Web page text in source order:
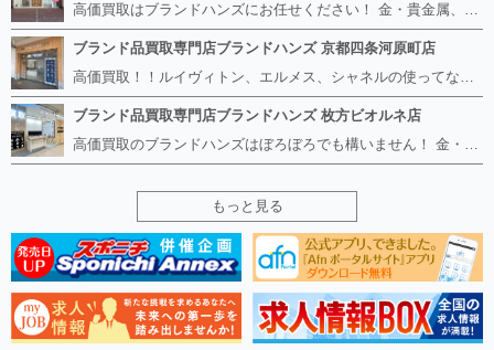
高価買取はブランドハンズにお任せください！ 金・貴金属、ルイヴィトン、エルメス、シャネル、ロレックスは特に力を入れておりますが、 他店で断られたボロボロになったバッグや財布、壊れたブランド品、時計、千切れた貴金属もお買取り可能です。 経験豊富な鑑定士が宝石やダイヤモンドの鑑定書がないものでもしっかり見させて頂きます。 その他ブランド食器、銀シルバー製品、美容機器、脱毛器、スマホなど幅広く取り扱っております！ 是非お気軽にお越しください。
ブランド品買取専門店ブランドハンズ 京都四条河原町店
高価買取！！ルイヴィトン、エルメス、シャネルの使ってないものなど ブランドハンズならボロボロでも構いません。 他店に断られたものも当店ならお買取り可能です！ ロレックスやフェンディ、グッチも大歓迎です！ ブランド品や貴金属、時計、宝石、ダイヤモンドは特に高価買取ですのでお査定だけでもお待ちしております。
ブランド品買取専門店ブランドハンズ 枚方ビオルネ店
高価買取のブランドハンズはぼろぼろでも構いません！ 金・貴金属、ルイヴィトンやエルメス、シャネルの使ってないものはございませんか？ 他店に断られたものも当店ならお買取り可能です！ ロレックスやフェンディ、グッチも大歓迎！ ブランド品や貴金属、時計、宝石、ダイヤモンドは特に高価買取ですがブランド食器、スマホ、美容機器、銀製品など幅広く取り扱っております。
もっと見る